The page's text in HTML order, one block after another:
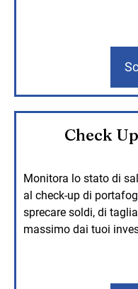
Check
Monitora lo stato di
al check-up di
sprecare soldi, di
massimo dai tuoi